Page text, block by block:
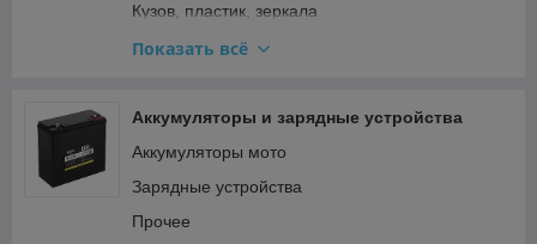
Трансмиссия (сцепление, вариатор, цепи)
Электрооборудование и зажигание
Кузов, пластик, зеркала
Освещение и поворотники
Прочее
Ремкомплекты, прокладки, подшипники
Топливная система и карбюратор
Тормозная система
Показать всё
Аккумуляторы и зарядные устройства
Аккумуляторы мото
Зарядные устройства
Прочее